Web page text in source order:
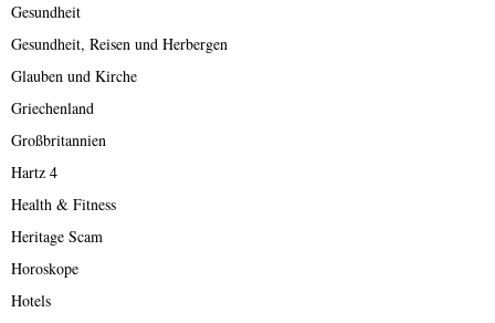
Gesundheit
Gesundheit, Reisen und Herbergen
Glauben und Kirche
Griechenland
Großbritannien
Hartz 4
Health & Fitness
Heritage Scam
Horoskope
Hotels